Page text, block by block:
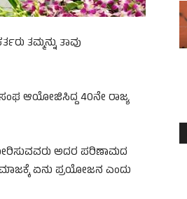
ತಮ್ಮನ್ನು ತಾವು
ಆಯೋಜಿಸಿದ್ದ 40ನೇ ರಾಜ್ಯ
ಅದರ ಪರಿಣಾಮದ
ಏನು ಪ್ರಯೋಜನ ಎಂದು